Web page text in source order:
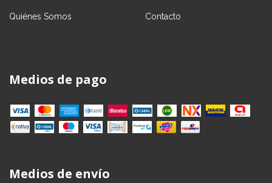
Quiénes Somos Contacto
Medios de pago
Medios de envío